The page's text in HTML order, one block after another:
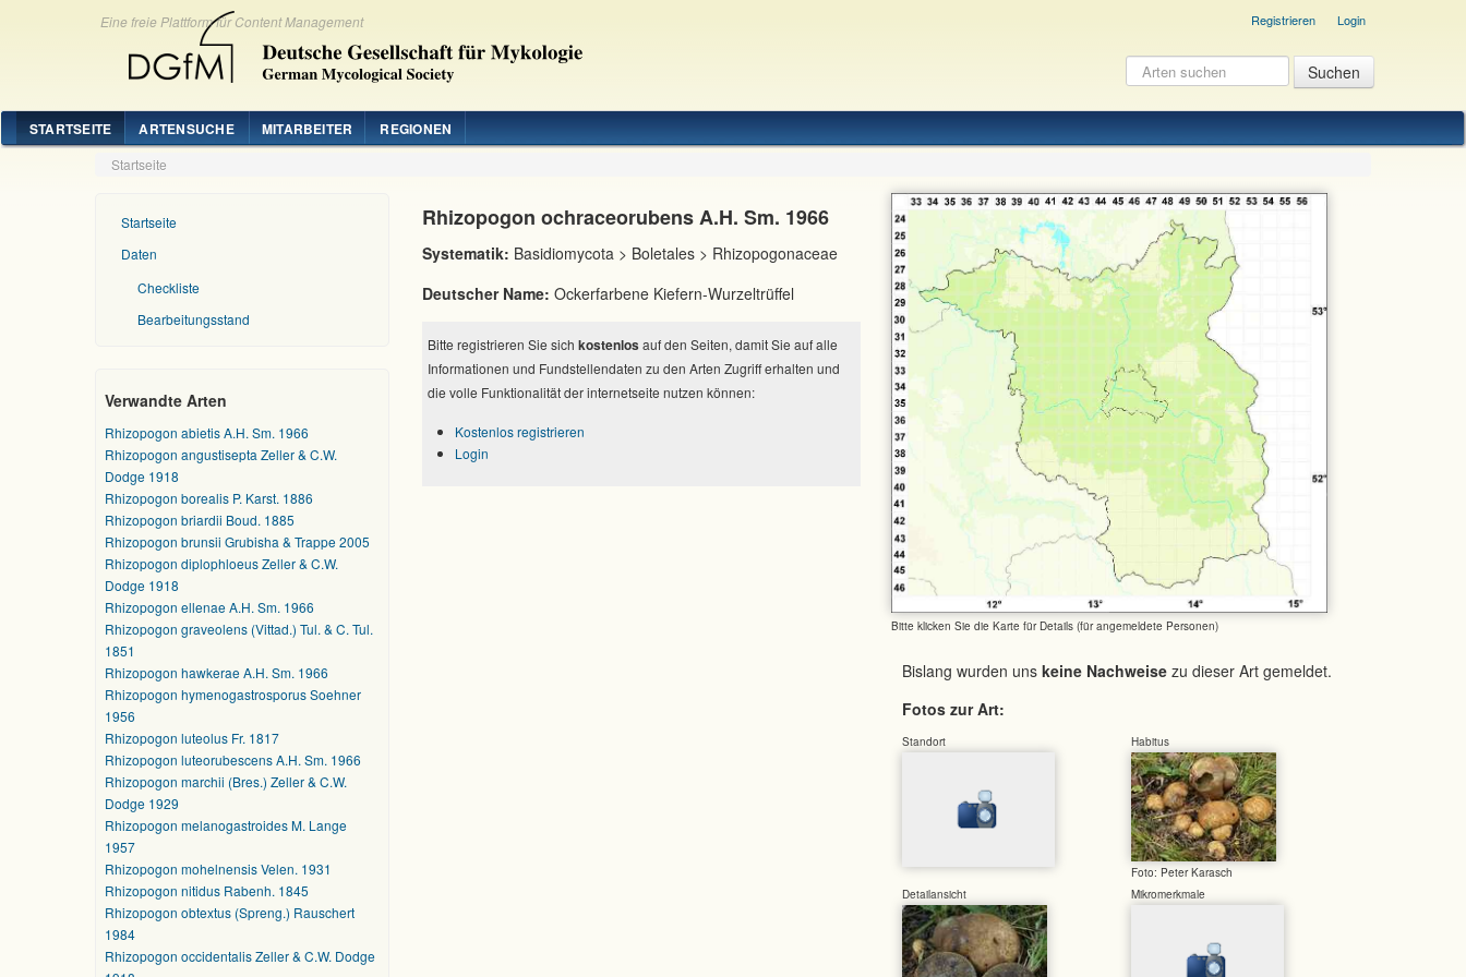
Eine freie Plattform für Content Management Registrieren Login
STARTSEITE ARTENSUCHE MITARBEITER REGIONEN
Startseite
Startseite
Daten
Checkliste
Bearbeitungsstand
Verwandte Arten
Rhizopogon abietis A.H. Sm. 1966
Rhizopogon angustisepta Zeller & C.W.
Dodge 1918
Rhizopogon borealis P. Karst. 1886
Rhizopogon briardii Boud. 1885
Rhizopogon brunsii Grubisha & Trappe 2005
Rhizopogon diplophloeus Zeller & C.W.
Dodge 1918
Rhizopogon ellenae A.H. Sm. 1966
Rhizopogon graveolens (Vittad.) Tul. & C. Tul.
1851
Rhizopogon hawkerae A.H. Sm. 1966
Rhizopogon hymenogastrosporus Soehner
1956
Rhizopogon luteolus Fr. 1817
Rhizopogon luteorubescens A.H. Sm. 1966
Rhizopogon marchii (Bres.) Zeller & C.W.
Dodge 1929
Rhizopogon melanogastroides M. Lange
1957
Rhizopogon mohelnensis Velen. 1931
Rhizopogon nitidus Rabenh. 1845
Rhizopogon obtextus (Spreng.) Rauschert
1984
Rhizopogon occidentalis Zeller & C.W. Dodge
Bitte klicken Sie die Karte für Details (für angemeldete Personen)
Bislang wurden uns keine Nachweise zu dieser Art gemeldet.
Fotos zur Art:
Standort Habitus
Foto: Peter Karasch
Detailansicht
Mikromerkmale
Rhizopogon ochraceorubens A.H. Sm. 1966
Systematik: Basidiomycota > Boletales > Rhizopogonaceae
Deutscher Name: Ockerfarbene Kiefern-Wurzeltrüffel
Bitte registrieren Sie sich kostenlos auf den Seiten, damit Sie auf alle
Informationen und Fundstellendaten zu den Arten Zugriff erhalten und
die volle Funktionalität der internetseite nutzen können:
Kostenlos registrieren
Login